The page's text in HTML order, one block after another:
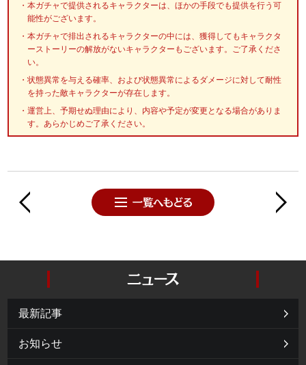
本ガチャで提供されるキャラクターは、ほかの手段でも提供を行う可
能性がございます。
本ガチャで排出されるキャラクターの中には、獲得してもキャラクタ
ーストーリーの解放がないキャラクターもございます。ご了承くださ
い。
状態異常を与える確率、および状態異常によるダメージに対して耐性
を持った敵キャラクターが存在します。
運営上、予期せぬ理由により、内容や予定が変更となる場合がありま
す。あらかじめご了承ください。
最新記事
お知らせ